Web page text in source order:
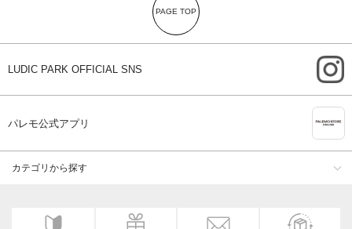
PAGE TOP
LUDIC PARK OFFICIAL SNS
パレモ公式アプリ
カテゴリから探す